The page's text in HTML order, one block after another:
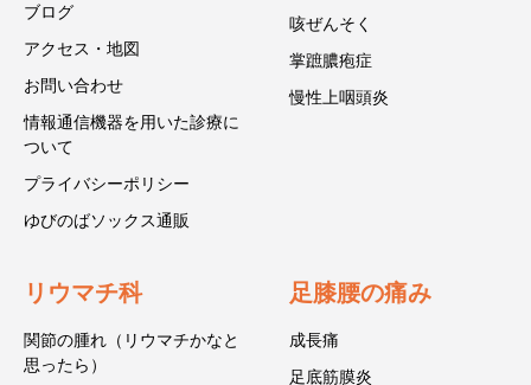
ブログ
アクセス・地図
お問い合わせ
情報通信機器を用いた診療に
ついて
プライバシーポリシー
ゆびのばソックス通販
咳ぜんそく
掌蹠膿疱症
慢性上咽頭炎
リウマチ科
関節の腫れ（リウマチかなと
思ったら）
足膝腰の痛み
成長痛
足底筋膜炎